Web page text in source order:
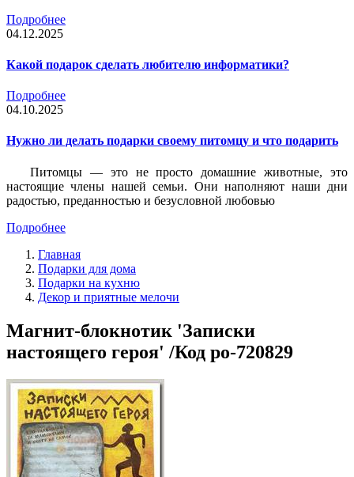
Подробнее
04.12.2025
Какой подарок сделать любителю информатики?
Подробнее
04.10.2025
Нужно ли делать подарки своему питомцу и что подарить
Питомцы — это не просто домашние животные, это
настоящие члены нашей семьи. Они наполняют наши дни
радостью, преданностью и безусловной любовью
Подробнее
Главная
Подарки для дома
Подарки на кухню
Декор и приятные мелочи
Магнит-блокнотик 'Записки
настоящего героя' /Код po-720829